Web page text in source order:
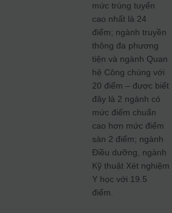
mức trúng tuyển
cao nhất là 24
điểm; ngành truyền
thông đa phương
tiện và ngành Quan
hệ Công chúng với
20 điểm – được biết
đây là 2 ngành có
mức điểm chuẩn
cao hơn mức điểm
sàn 2 điểm; ngành
Điều dưỡng, ngành
Kỹ thuật Xét nghiệm
Y học với 19.5
điểm.